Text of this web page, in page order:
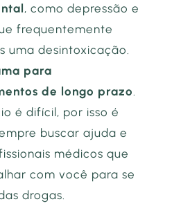
, como depressão e
frequentemente
uma desintoxicação.
para
de longo prazo
é difícil, por isso é
buscar ajuda e
médicos que
com você para se
drogas.